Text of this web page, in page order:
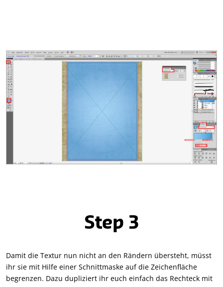
Step 3
Damit die Textur nun nicht an den Rändern übersteht, müsst
ihr sie mit Hilfe einer Schnittmaske auf die Zeichenfläche
begrenzen. Dazu dupliziert ihr euch einfach das Rechteck mit